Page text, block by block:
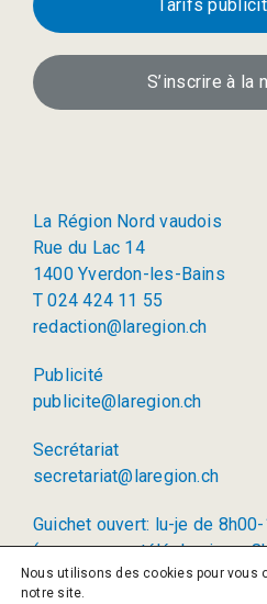
Tarifs
S’inscrire à la
La Région Nord vaudois
Rue du Lac 14
1400 Yverdon-les-Bains
T 024 424 11 55
redaction@laregion.ch
Publicité
publicite@laregion.ch
Secrétariat
secretariat@laregion.ch
Guichet ouvert: lu-je de
(permanence téléphonique:
17h00)
Nous utilisons des cookies pour vous
notre site.